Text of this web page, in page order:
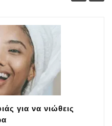
για να νιώθεις